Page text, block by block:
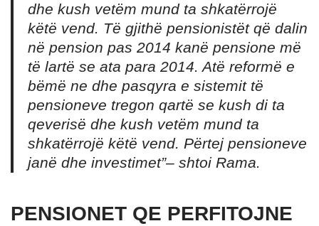
dhe kush vetëm mund ta shkatërrojë
këtë vend. Të gjithë pensionistët që dalin
në pension pas 2014 kanë pensione më
të lartë se ata para 2014. Atë reformë e
bëmë ne dhe pasqyra e sistemit të
pensioneve tregon qartë se kush di ta
qeverisë dhe kush vetëm mund ta
shkatërrojë këtë vend. Përtej pensioneve
janë dhe investimet”– shtoi Rama.
PENSIONET QE PERFITOJNE